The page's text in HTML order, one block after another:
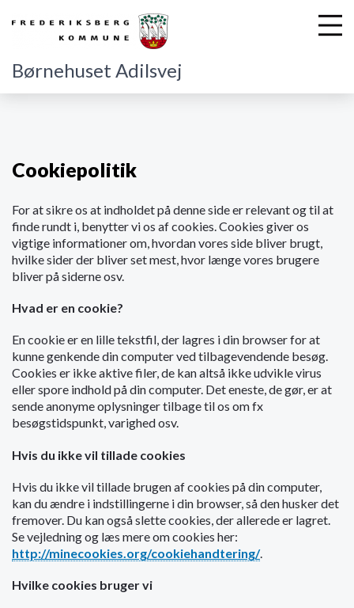
Børnehuset Adilsvej
Cookiepolitik
For at sikre os at indholdet på denne side er relevant og til at
finde rundt i, benytter vi os af cookies. Cookies giver os
vigtige informationer om, hvordan vores side bliver brugt,
hvilke sider der bliver set mest, hvor længe vores brugere
bliver på siderne osv.
Hvad er en cookie?
En cookie er en lille tekstfil, der lagres i din browser for at
kunne genkende din computer ved tilbagevendende besøg.
Cookies er ikke aktive filer, de kan altså ikke udvikle virus
eller spore indhold på din computer. Det eneste, de gør, er at
sende anonyme oplysninger tilbage til os om fx
besøgstidspunkt, varighed osv.
Hvis du ikke vil tillade cookies
Hvis du ikke vil tillade brugen af cookies på din computer,
kan du ændre i indstillingerne i din browser, så den husker det
fremover. Du kan også slette cookies, der allerede er lagret.
Se vejledning og læs mere om cookies her:
http://minecookies.org/cookiehandtering/.
Hvilke cookies bruger vi